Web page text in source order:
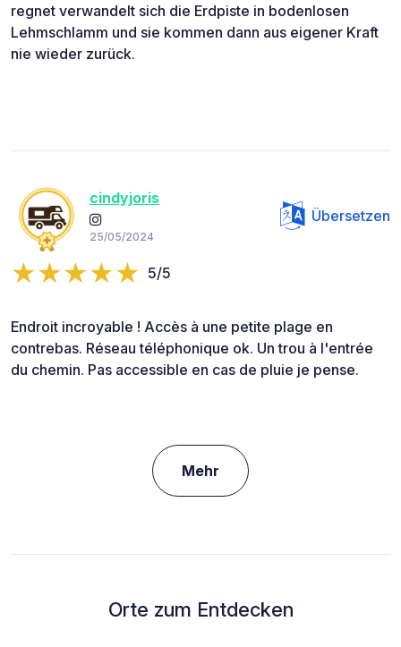
regnet verwandelt sich die Erdpiste in bodenlosen
Lehmschlamm und sie kommen dann aus eigener Kraft
nie wieder zurück.
cindyjoris
25/05/2024
Übersetzen
5/5
Endroit incroyable ! Accès à une petite plage en
contrebas. Réseau téléphonique ok. Un trou à l'entrée
du chemin. Pas accessible en cas de pluie je pense.
Mehr
Orte zum Entdecken